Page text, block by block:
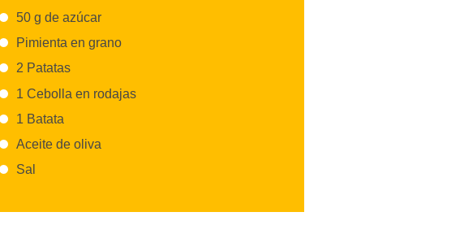
50 g de azúcar
Pimienta en grano
2 Patatas
1 Cebolla en rodajas
1 Batata
Aceite de oliva
Sal